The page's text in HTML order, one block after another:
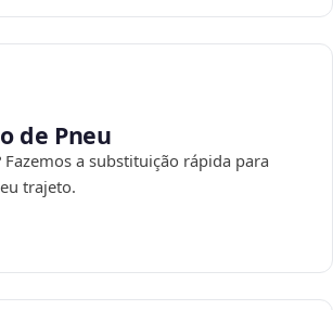
de Pneu
Fazemos a substituição rápida para
trajeto.